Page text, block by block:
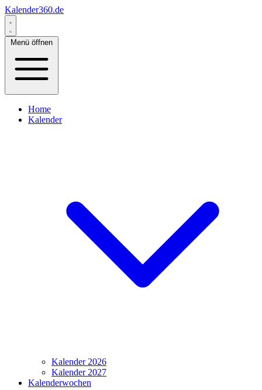
Kalender360.de
Menü öffnen
Home
Kalender
Kalender 2026
Kalender 2027
Kalenderwochen